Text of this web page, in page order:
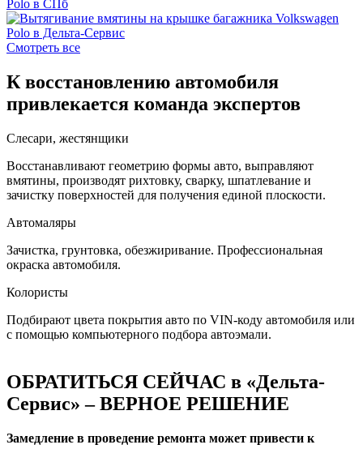
Смотреть все
К восстановлению автомобиля
привлекается команда экспертов
Слесари, жестянщики
Восстанавливают геометрию формы авто, выправляют
вмятины, производят рихтовку, сварку, шпатлевание и
зачистку поверхностей для получения единой плоскости.
Автомаляры
Зачистка, грунтовка, обезжиривание. Профессиональная
окраска автомобиля.
Колористы
Подбирают цвета покрытия авто по VIN-коду автомобиля или
с помощью компьютерного подбора автоэмали.
ОБРАТИТЬСЯ СЕЙЧАС в «Дельта-
Сервис» – ВЕРНОЕ РЕШЕНИЕ
Замедление в проведение ремонта может привести к